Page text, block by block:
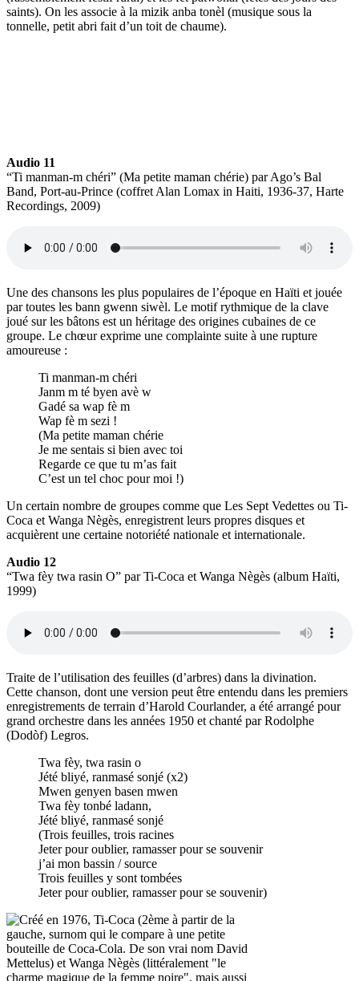
saints). On les associe à la mizik anba tonèl (musique sous la
tonnelle, petit abri fait d’un toit de chaume).
Audio 11
“Ti manman-m chéri” (Ma petite maman chérie) par Ago’s Bal
Band, Port-au-Prince (coffret Alan Lomax in Haiti, 1936-37, Harte
Recordings, 2009)
Une des chansons les plus populaires de l’époque en Haïti et jouée
par toutes les bann gwenn siwèl. Le motif rythmique de la clave
joué sur les bâtons est un héritage des origines cubaines de ce
groupe. Le chœur exprime une complainte suite à une rupture
amoureuse :
Ti manman-m chéri
Janm m té byen avè w
Gadé sa wap fè m
Wap fè m sezi !
(Ma petite maman chérie
Je me sentais si bien avec toi
Regarde ce que tu m’as fait
C’est un tel choc pour moi !)
Un certain nombre de groupes comme que Les Sept Vedettes ou Ti-
Coca et Wanga Nègès, enregistrent leurs propres disques et
acquièrent une certaine notoriété nationale et internationale.
Audio 12
“Twa fèy twa rasin O” par Ti-Coca et Wanga Nègès (album Haïti,
1999)
Traite de l’utilisation des feuilles (d’arbres) dans la divination.
Cette chanson, dont une version peut être entendu dans les premiers
enregistrements de terrain d’Harold Courlander, a été arrangé pour
grand orchestre dans les années 1950 et chanté par Rodolphe
(Dodòf) Legros.
Twa fèy, twa rasin o
Jété bliyé, ranmasé sonjé (x2)
Mwen genyen basen mwen
Twa fèy tonbé ladann,
Jété bliyé, ranmasé sonjé
(Trois feuilles, trois racines
Jeter pour oublier, ramasser pour se souvenir
j’ai mon bassin / source
Trois feuilles y sont tombées
Jeter pour oublier, ramasser pour se souvenir)